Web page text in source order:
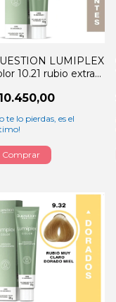
LUMIPLEX
10.21 rubio extra
te lo pierdas, es el